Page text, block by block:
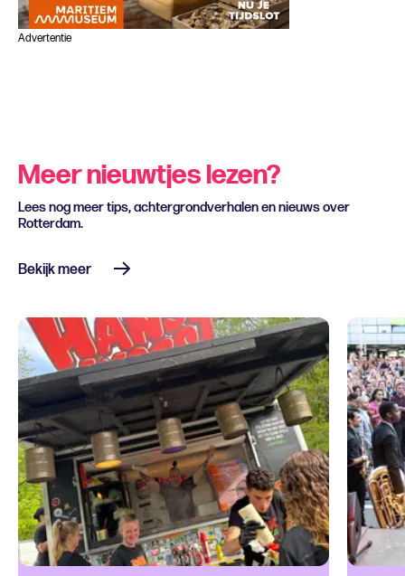
Advertentie
Meer nieuwtjes lezen?
Lees nog meer tips, achtergrondverhalen en nieuws over
Rotterdam.
Bekijk meer